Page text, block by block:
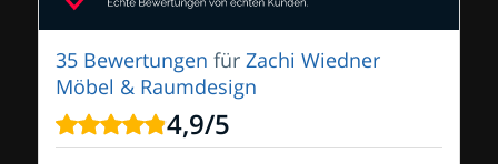
35 Bewertungen für Zachi Wiedner
Möbel & Raumdesign
4,9/5